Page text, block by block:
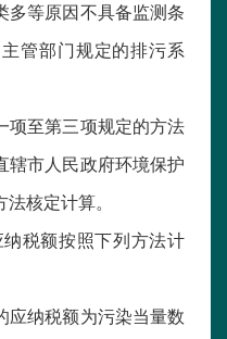
多等原因不具备监测条
管部门规定的排污系
项至第三项规定的方法
辖市人民政府环境保护
核定计算。
税额按照下列方法计
应纳税额为污染当量数